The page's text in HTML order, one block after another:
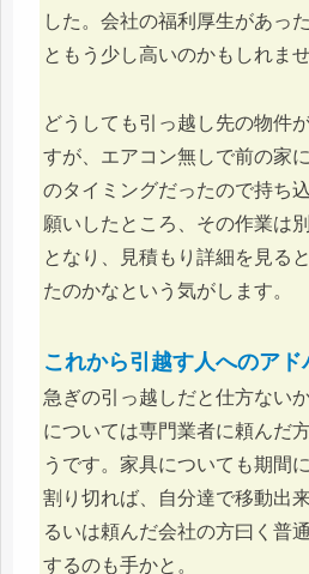
した。会社の福利厚生があっ
ともう少し高いのかもしれませ
どうしても引っ越し先の物件
すが、エアコン無しで前の家
のタイミングだったので持ち
願いしたところ、その作業は
となり、見積もり詳細を見る
たのかなという気がします。
これから引越す人へのアド
急ぎの引っ越しだと仕方ない
については専門業者に頼んだ
うです。家具についても期間
割り切れば、自分達で移動出
るいは頼んだ会社の方曰く普
するのも手かと。